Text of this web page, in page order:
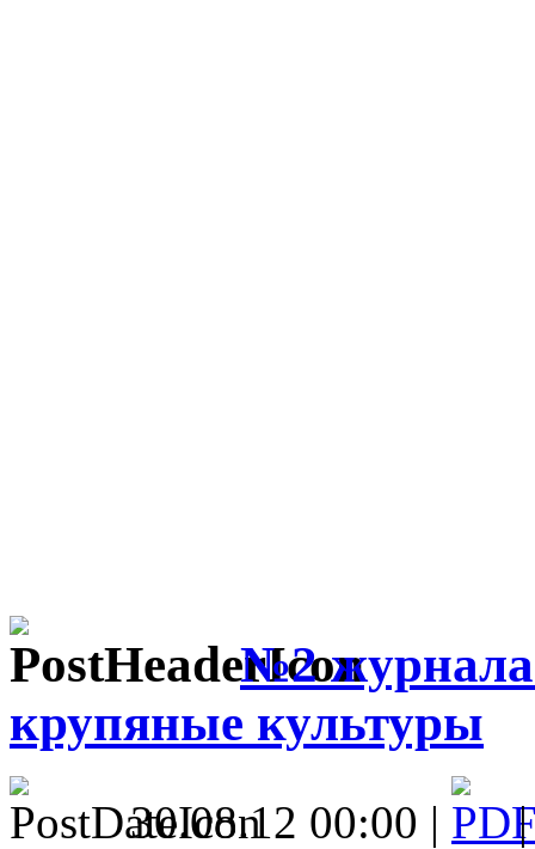
№2 журнала
крупяные культуры
30.08.12 00:00 |